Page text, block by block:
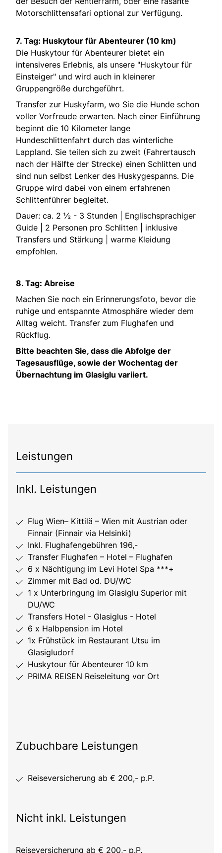
Motorschlittensafari optional zur Verfügung.
7. Tag: Huskytour für Abenteurer (10 km)
Die Huskytour für Abenteurer bietet ein
intensiveres Erlebnis, als unsere "Huskytour für
Einsteiger" und wird auch in kleinerer
Gruppengröße durchgeführt.
Transfer zur Huskyfarm, wo Sie die Hunde schon
voller Vorfreude erwarten. Nach einer Einführung
beginnt die 10 Kilometer lange
Hundeschlittenfahrt durch das winterliche
Lappland. Sie teilen sich zu zweit (Fahrertausch
nach der Hälfte der Strecke) einen Schlitten und
sind nun selbst Lenker des Huskygespanns. Die
Gruppe wird dabei von einem erfahrenen
Schlittenführer begleitet.
Dauer: ca. 2 ½ - 3 Stunden | Englischsprachiger
Guide | 2 Personen pro Schlitten | inklusive
Transfers und Stärkung | warme Kleidung
empfohlen.
8. Tag: Abreise
Machen Sie noch ein Erinnerungsfoto, bevor die
ruhige und entspannte Atmosphäre wieder dem
Alltag weicht. Transfer zum Flughafen und
Rückflug.
Bitte beachten Sie, dass die Abfolge der
Tagesausflüge, sowie der Wochentag der
Übernachtung im Glasiglu variiert.
Leistungen
Inkl. Leistungen
Flug Wien– Kittilä – Wien mit Austrian oder
Finnair (Finnair via Helsinki)
Inkl. Flughafengebühren 196,-
Transfer Flughafen – Hotel – Flughafen
6 x Nächtigung im Levi Hotel Spa ***+
Zimmer mit Bad od. DU/WC
1 x Unterbringung im Glasiglu Superior mit
DU/WC
Transfers Hotel - Glasiglus - Hotel
6 x Halbpension im Hotel
1x Frühstück im Restaurant Utsu im
Glasigludorf
Huskytour für Abenteurer 10 km
PRIMA REISEN Reiseleitung vor Ort
Zubuchbare Leistungen
Reiseversicherung ab € 200,- p.P.
Nicht inkl. Leistungen
Reiseversicherung ab € 200,- p.P.